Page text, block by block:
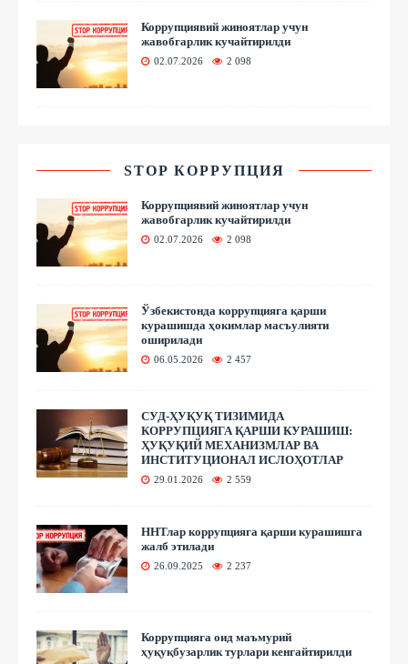
Коррупциявий жиноятлар учун
жавобгарлик кучайтирилди
02.07.2026 2 098
STOP КОРРУПЦИЯ
Коррупциявий жиноятлар учун
жавобгарлик кучайтирилди
02.07.2026 2 098
Ўзбекистонда коррупцияга қарши
курашишда ҳокимлар масъулияти
оширилади
06.05.2026 2 457
СУД-ҲУҚУҚ ТИЗИМИДА
КОРРУПЦИЯГА ҚАРШИ КУРАШИШ:
ҲУҚУҚИЙ МЕХАНИЗМЛАР ВА
ИНСТИТУЦИОНАЛ ИСЛОҲОТЛАР
29.01.2026 2 559
ННТлар коррупцияга қарши курашишга
жалб этилади
26.09.2025 2 237
Коррупцияга оид маъмурий
ҳуқуқбузарлик турлари кенгайтирилди